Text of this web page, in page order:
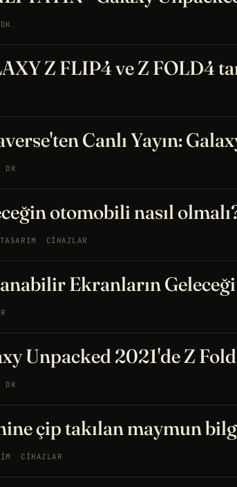
Z FLIP4 ve Z FOLD4
Canlı Yayın:
DK
otomobili nasıl
TASARIM CIHAZLAR
Ekranların
Unpacked 2021'de Z Fold
DK
çip takılan maymun
CIHAZLAR